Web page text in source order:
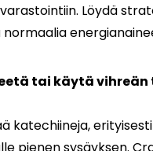
Löydä
tai käytä
katechiineja,